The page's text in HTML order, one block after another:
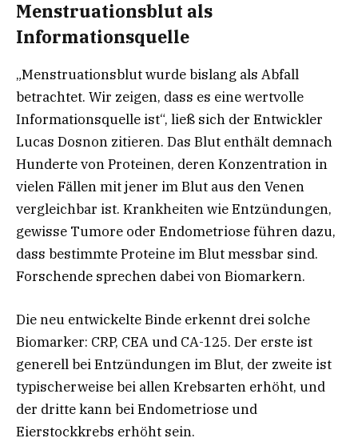
Menstruationsblut als
Informationsquelle
„Menstruationsblut wurde bislang als Abfall
betrachtet. Wir zeigen, dass es eine wertvolle
Informationsquelle ist“, ließ sich der Entwickler
Lucas Dosnon zitieren. Das Blut enthält demnach
Hunderte von Proteinen, deren Konzentration in
vielen Fällen mit jener im Blut aus den Venen
vergleichbar ist. Krankheiten wie Entzündungen,
gewisse Tumore oder Endometriose führen dazu,
dass bestimmte Proteine im Blut messbar sind.
Forschende sprechen dabei von Biomarkern.
Die neu entwickelte Binde erkennt drei solche
Biomarker: CRP, CEA und CA-125. Der erste ist
generell bei Entzündungen im Blut, der zweite ist
typischerweise bei allen Krebsarten erhöht, und
der dritte kann bei Endometriose und
Eierstockkrebs erhöht sein.